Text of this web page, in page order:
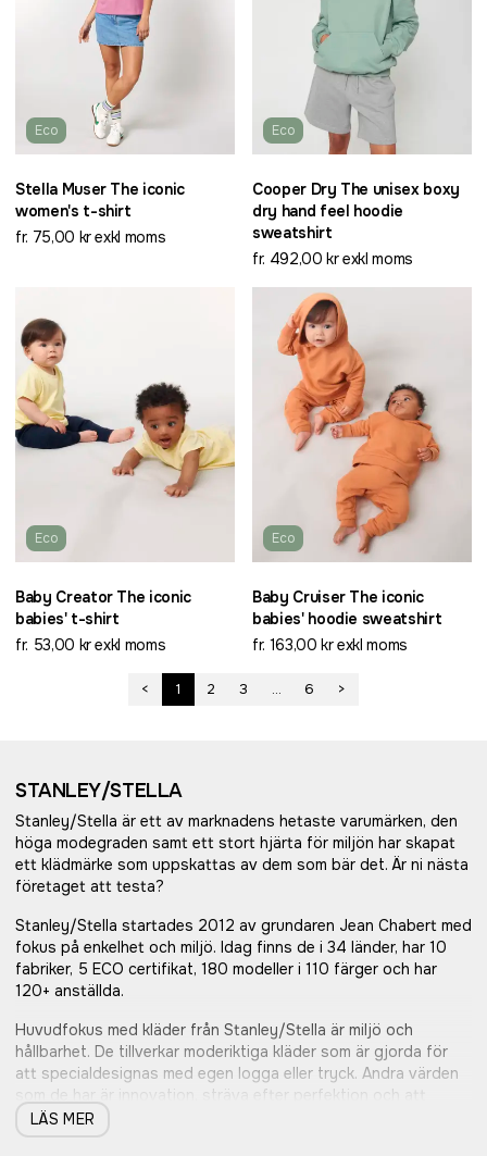
Eco
Stella Muser The iconic
women's t-shirt
fr. 75,00 kr exkl moms
Eco
Cooper Dry The unisex boxy
dry hand feel hoodie
sweatshirt
fr. 492,00 kr exkl moms
Eco
Baby Creator The iconic
babies' t-shirt
fr. 53,00 kr exkl moms
Eco
Baby Cruiser The iconic
babies' hoodie sweatshirt
fr. 163,00 kr exkl moms
< 1 2 3 ... 6 >
STANLEY/STELLA
Stanley/Stella är ett av marknadens hetaste varumärken, den
höga modegraden samt ett stort hjärta för miljön har skapat
ett klädmärke som uppskattas av dem som bär det. Är ni nästa
företaget att testa?
Stanley/Stella startades 2012 av grundaren Jean Chabert med
fokus på enkelhet och miljö. Idag finns de i 34 länder, har 10
fabriker, 5 ECO certifikat, 180 modeller i 110 färger och har
120+ anställda.
Huvudfokus med kläder från Stanley/Stella är miljö och
hållbarhet. De tillverkar moderiktiga kläder som är gjorda för
att specialdesignas med egen logga eller tryck. Andra värden
som de har är innovation, sträva efter perfektion och att
behandla all personal med respekt.
LÄS MER